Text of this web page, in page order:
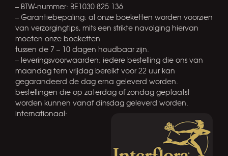
– BTW-nummer: BE1030 825 136
– Garantiebepaling: al onze boeketten worden voorzien
van verzorgingtips, mits een strikte navolging hiervan
moeten onze boeketten
tussen de 7 – 10 dagen houdbaar zijn.
– leveringsvoorwaarden: iedere bestelling die ons van
maandag tem vrijdag bereikt voor 22 uur kan
gegarandeerd de dag erna geleverd worden.
bestellingen die op zaterdag of zondag geplaatst
worden kunnen vanaf dinsdag geleverd worden.
internationaal: